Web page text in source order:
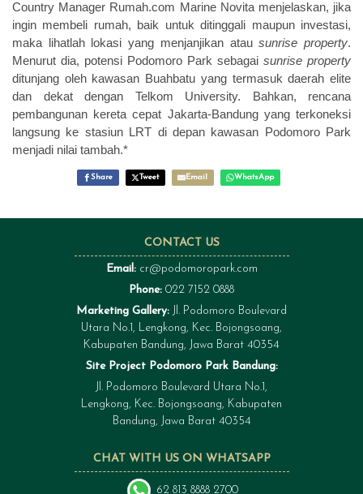
Country Manager Rumah.com Marine Novita menjelaskan, jika
ingin membeli rumah, baik untuk ditinggali maupun investasi,
maka lihatlah lokasi yang menjanjikan atausunrise property.
Menurut dia, potensi Podomoro Park sebagai sunrise property
ditunjang oleh kawasan Buahbatu yang termasuk daerah elite
dan dekat dengan Telkom University. Bahkan, rencana
pembangunan kereta cepat Jakarta-Bandung yang terkoneksi
langsung ke stasiun LRT di depan kawasan Podomoro Park
menjadi nilai tambah.*
Share Tweet Email WhatsApp
CHAT WITH US ON WHATSAPP
62 813 8888 2700
CONTACT US
Email: cr@podomoropark.com
Phone: 022 7152 0888
Marketing Gallery: Jl. Podomoro Boulevard
Utara No.1, Lengkong, Kec. Bojongsoang,
Kabupaten Bandung, Jawa Barat 40354
Site Project Podomoro Park Bandung:
Jl. Podomoro Boulevard Utara No.1,
Lengkong, Kec. Bojongsoang, Kabupaten
Bandung, Jawa Barat 40354